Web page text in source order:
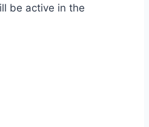
be active in the